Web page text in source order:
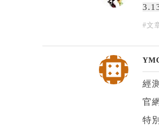
#文
經
官
特